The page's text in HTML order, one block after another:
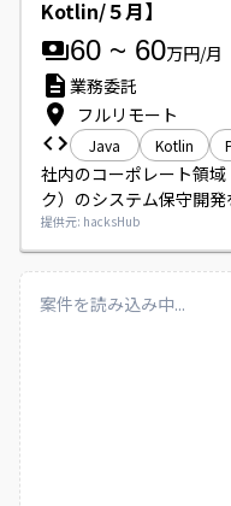
Kotlin/５月】
60 ~ 60万円/月
業務委託
フルリモート
Java Kotlin
社内のコーポレート領
ク）のシステム保守開発
提供元: hacksHub
案件を読み込み中...